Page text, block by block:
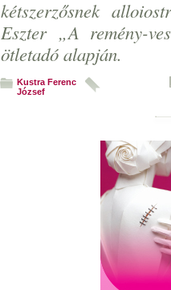
kétszerzősnek
Eszter „A remény-
ötletadó alapján.
Kustra Ferenc
József